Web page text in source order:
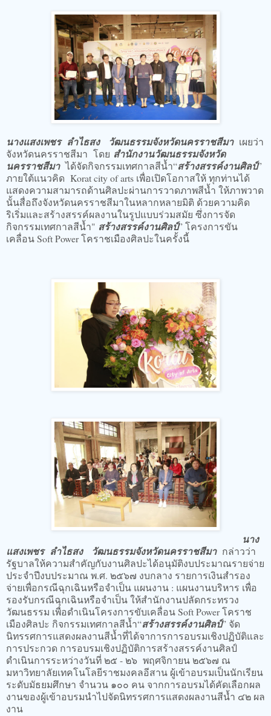
นางแสงเพชร ลำไธสง วัฒนธรรมจังหวัดนครราชสีมาเผยว่า
จังหวัดนครราชสีมา โดย สำนักงานวัฒนธรรมจังหวัด
นครราชสีมาได้จัดกิจกรรมเทศกาลสีน้ำ“สร้างสรรค์งานศิลป์”
ภายใต้แนวคิด Korat city of arts เพื่อเปิดโอกาสให้ ทุกท่านได้
แสดงความสามารถด้านศิลปะผ่านการวาดภาพสีน้ำ ให้ภาพวาด
นั้นสื่อถึงจังหวัดนครราชสีมาในหลากหลายมิติ ด้วยความคิด
ริเริ่มและสร้างสรรค์ผลงานในรูปแบบร่วมสมัย ซึ่งการจัด
กิจกรรมเทศกาลสีน้ำ" สร้างสรรค์งานศิลป์” โครงการขัน
เคลื่อน Soft Power โคราชเมืองศิลปะในครั้งนี้
นาง
แสงเพชร ลำไธสง วัฒนธรรมจังหวัดนครราชสีมากล่าวว่า​
รัฐบาลให้ความสำคัญกับงานศิลปะได้อนุมัติงบประมาณรายจ่าย
ประจำปีงบประมาณ พ.ศ. ๒๕๖๗ งบกลาง รายการเงินสำรอง
จ่ายเพื่อกรณีฉุกเฉินหรือจำเป็น แผนงาน : แผนงานบริหาร เพื่อ
รองรับกรณีฉุกเฉินหรือจำเป็น ให้สำนักงานปลัดกระทรวง
วัฒนธรรม เพื่อดำเนินโครงการขับเคลื่อน Soft Power โคราช
เมืองศิลปะ กิจกรรมเทศกาลสีน้ำ“สร้างสรรค์งานศิลป์” จัด
นิทรรศการแสดงผลงานสีน้ำที่ได้จาการการอบรมเชิงปฏิบัติและ
การประกวด การอบรมเชิงปฏิบัติการสร้างสรรค์งานศิลป์
ดำเนินการระหว่างวันที่ ๒๕ - ๒๖ พฤศจิกายน ๒๕๖๗ ณ
มหาวิทยาลัยเทคโนโลยีราชมงคลอีสาน ผู้เข้าอบรมเป็นนักเรียน
ระดับมัธยมศึกษา จำนวน ๑๐๐ คน จากการอบรมได้คัดเลือกผล
งานของผู้เข้าอบรมนำไปจัดนิทรรศการแสดงผลงานสีน้ำ ๔๒ ผล
งาน